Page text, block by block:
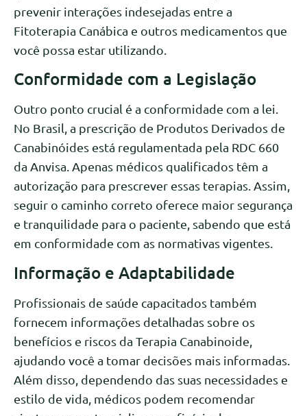
prevenir interações indesejadas entre a
Fitoterapia Canábica e outros medicamentos que
você possa estar utilizando.
Conformidade com a Legislação
Outro ponto crucial é a conformidade com a lei.
No Brasil, a prescrição de Produtos Derivados de
Canabinóides está regulamentada pela RDC 660
da Anvisa. Apenas médicos qualificados têm a
autorização para prescrever essas terapias. Assim,
seguir o caminho correto oferece maior segurança
e tranquilidade para o paciente, sabendo que está
em conformidade com as normativas vigentes.
Informação e Adaptabilidade
Profissionais de saúde capacitados também
fornecem informações detalhadas sobre os
benefícios e riscos da Terapia Canabinoide,
ajudando você a tomar decisões mais informadas.
Além disso, dependendo das suas necessidades e
estilo de vida, médicos podem recomendar